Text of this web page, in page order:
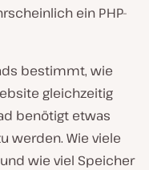
ein PHP-
bestimmt, wie
gleichzeitig
benötigt etwas
werden. Wie viele
wie viel Speicher